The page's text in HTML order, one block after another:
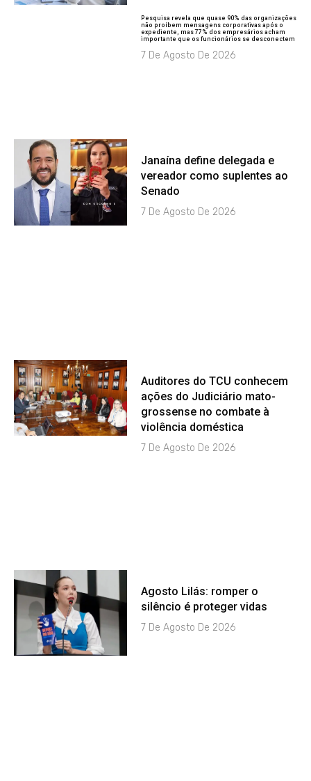
Pesquisa revela que quase 90% das organizações
não proíbem mensagens corporativas após o
expediente, mas 77% dos empresários acham
importante que os funcionários se desconectem
7 De Agosto De 2026
Janaína define delegada e
vereador como suplentes ao
Senado
7 De Agosto De 2026
Auditores do TCU conhecem
ações do Judiciário mato-
grossense no combate à
violência doméstica
7 De Agosto De 2026
Agosto Lilás: romper o
silêncio é proteger vidas
7 De Agosto De 2026